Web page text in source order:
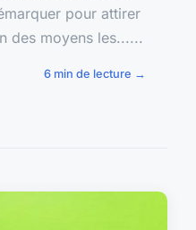
pour attirer
des moyens les......
6 min de lecture →